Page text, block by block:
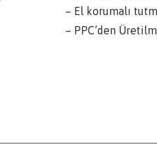
– El korumalı
– PPC’den